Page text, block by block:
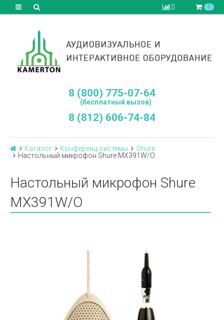
0 0
8 (800) 775-07-64
(бесплатный вызов)
8 (812) 606-74-84
Каталог Конференц-системы
Shure
Настольный микрофон Shure MX391W/O
Настольный микрофон Shure
MX391W/O